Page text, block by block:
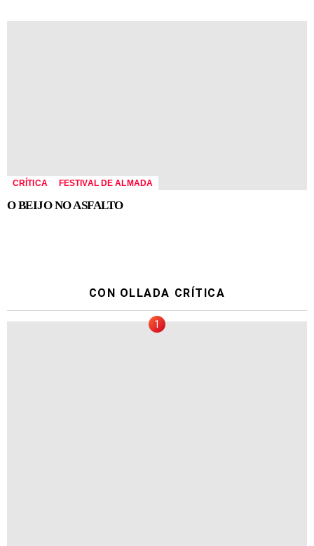
CRÍTICA FESTIVAL DE ALMADA
O BEIJO NO ASFALTO
CON OLLADA CRÍTICA